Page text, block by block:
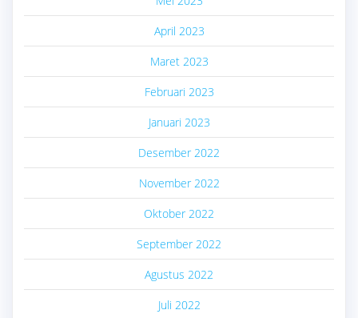
April 2023
Maret 2023
Februari 2023
Januari 2023
Desember 2022
November 2022
Oktober 2022
September 2022
Agustus 2022
Juli 2022